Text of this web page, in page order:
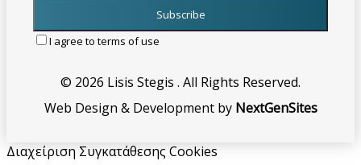
I agree to terms of use
© 2026 Lisis Stegis . All Rights Reserved.
Web Design & Development by NextGenSites
Διαχείριση Συγκατάθεσης Cookies